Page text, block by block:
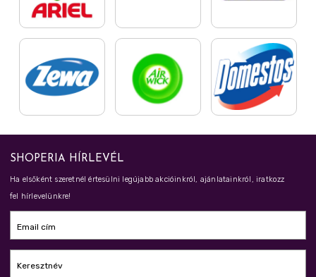
SHOPERIA HÍRLEVÉL
Ha elsőként szeretnél értesülni legújabb akcióinkról, ajánlatainkról, iratkozz
fel hírlevelünkre!
Email cím
Keresztnév